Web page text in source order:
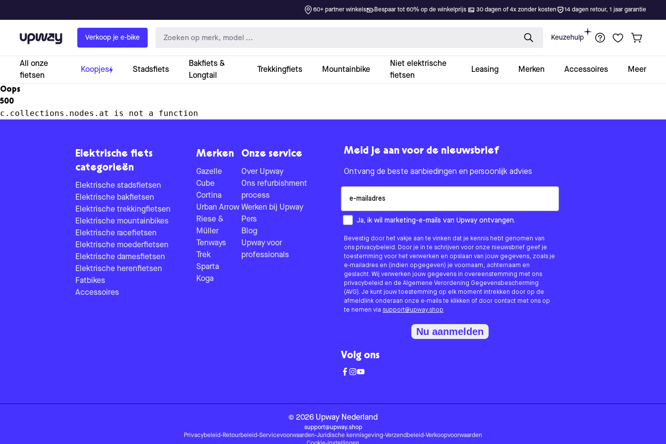
60+ partner winkels Bespaar tot 60% op de winkelprijs 30 dagen of 4x zonder kosten 14 dagen retour, 1 jaar garantie
Upway Verkoop je e-bike Keuzehulp
All onze
fietsen
Koopjes Stadsfiets
Bakfiets &
Longtail
Trekkingfiets Mountainbike
Niet elektrische
fietsen
Leasing Merken Accessoires Meer
Oops
500
c.collections.nodes.at is not a function
Elektrische fiets
categorieën
Elektrische stadsfietsen
Elektrische bakfietsen
Elektrische trekkingfietsen
Elektrische mountainbikes
Elektrische racefietsen
Elektrische moederfietsen
Elektrische damesfietsen
Elektrische herenfietsen
Fatbikes
Accessoires
Merken
Gazelle
Cube
Cortina
Urban Arrow
Riese &
Müller
Tenways
Trek
Sparta
Koga
Onze service
Over Upway
Ons refurbishment
process
Werken bij Upway
Pers
Blog
Upway voor
professionals
Meld je aan voor de nieuwsbrief
Ontvang de beste aanbiedingen en persoonlijk advies
How would you like to hear from us?
Ja, ik wil marketing-e-mails van Upway ontvangen.
Bevestig door het vakje aan te vinken dat je kennis hebt genomen van
ons privacybeleid. Door je in te schrijven voor onze nieuwsbrief geef je
toestemming voor het verwerken en opslaan van jouw gegevens, zoals je
e-mailadres en (indien opgegeven) je voornaam, achternaam en
geslacht. Wij verwerken jouw gegevens in overeenstemming met ons
privacybeleid en de Algemene Verordening Gegevensbescherming
(AVG). Je kunt jouw toestemming op elk moment intrekken door op de
afmeldlink onderaan onze e-mails te klikken of door contact met ons op
te nemen via support@upway.shop
Nu aanmelden
Volg ons
© 2026 Upway Nederland
support@upway.shop
Privacybeleid-Retourbeleid-Servicevoorwaarden-Juridische kennisgeving-Verzendbeleid-Verkoopvoorwaarden